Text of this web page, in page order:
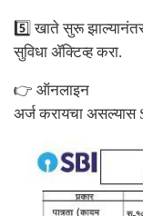
5️⃣खाते सुरू
सुविधा ॲक्टिव्ह करा.
👉 ऑनलाइन
अर्ज करायचा असल्यास